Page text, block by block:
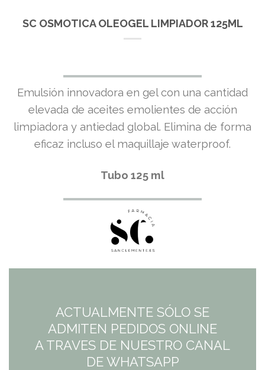
SC OSMOTICA OLEOGEL LIMPIADOR 125ML
Emulsión innovadora en gel con una cantidad
elevada de aceites emolientes de acción
limpiadora y antiedad global. Elimina de forma
eficaz incluso el maquillaje waterproof.
Tubo 125 ml​
ACTUALMENTE SÓLO SE
ADMITEN PEDIDOS ONLINE
A TRAVES DE NUESTRO CANAL
DE WHATSAPP